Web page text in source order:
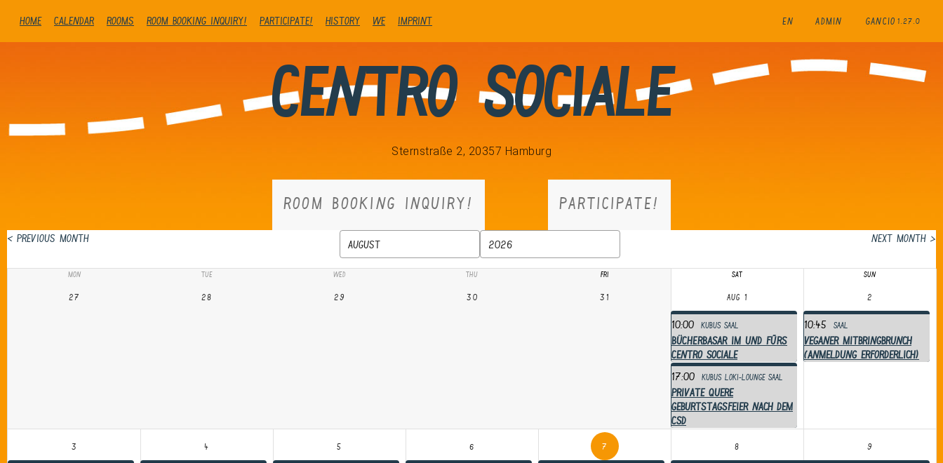
Home Calendar Rooms Room booking inquiry! Participate! history We Imprint EN ADMIN GANCIO 1.27.0
Centro Sociale
Sternstraße 2, 20357 Hamburg
ROOM BOOKING INQUIRY! PARTICIPATE!
< Previous Month August 2026 Next Month >
MON TUE WED THU FRI SAT SUN
27 28 29 30 31 Aug 1
10:00 Kubus Saal
BÜCHERBASAR im und fürs
Centro Sociale
17:00
Kubus Loki-Lounge Saal
Private Quere
Geburtstagsfeier nach dem
CSD
2
10:45 Saal
Veganer Mitbringbrunch
(Anmeldung erforderlich)
3 4 5 6 7 8 9